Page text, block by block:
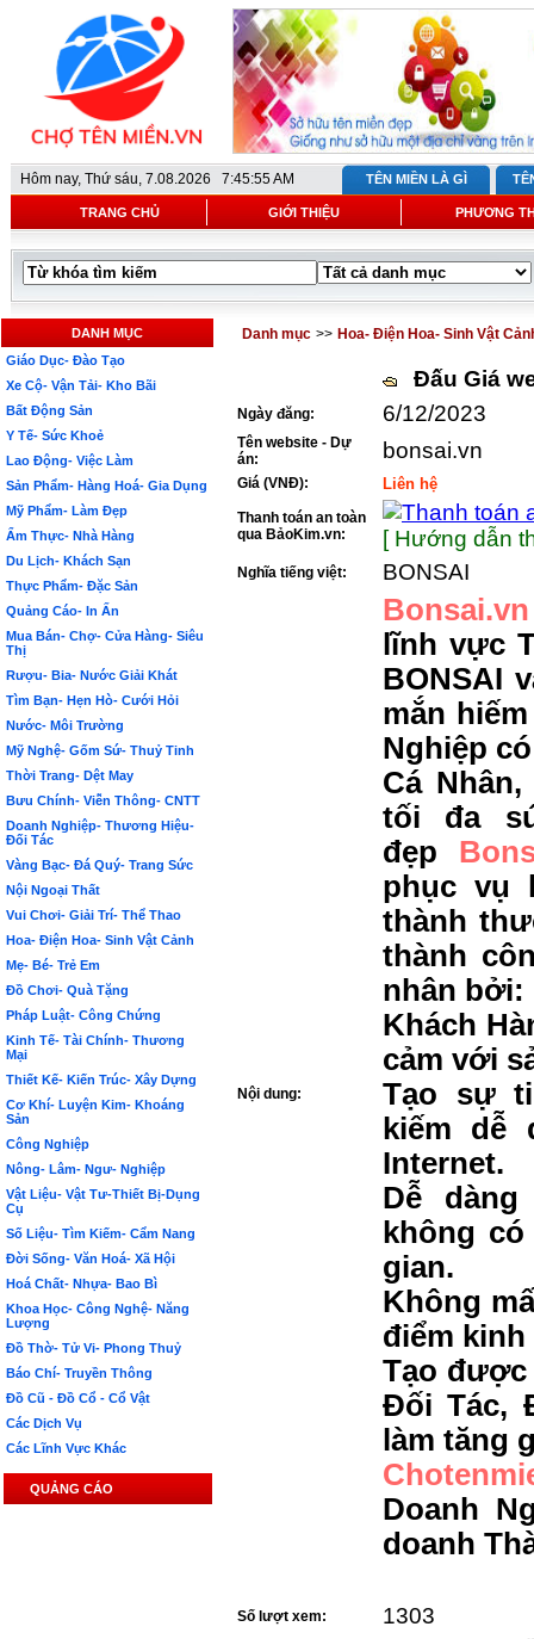
Hôm nay, Thứ sáu, 7.08.2026 7:45:55 AM TÊN MIỀN LÀ GÌ
TRANG CHỦ GIỚI THIỆU PHƯƠNG
DANH MỤC
Giáo Dục- Đào Tạo
Xe Cộ- Vận Tải- Kho Bãi
Bất Động Sản
Y Tế- Sức Khoẻ
Lao Động- Việc Làm
Sản Phẩm- Hàng Hoá- Gia Dụng
Mỹ Phẩm- Làm Đẹp
Ẩm Thực- Nhà Hàng
Du Lịch- Khách Sạn
Thực Phẩm- Đặc Sản
Quảng Cáo- In Ấn
Mua Bán- Chợ- Cửa Hàng- Siêu
Thị
Rượu- Bia- Nước Giải Khát
Tìm Bạn- Hẹn Hò- Cưới Hỏi
Nước- Môi Trường
Mỹ Nghệ- Gốm Sứ- Thuỷ Tinh
Thời Trang- Dệt May
Bưu Chính- Viễn Thông- CNTT
Doanh Nghiệp- Thương Hiệu-
Đối Tác
Vàng Bạc- Đá Quý- Trang Sức
Nội Ngoại Thất
Vui Chơi- Giải Trí- Thể Thao
Hoa- Điện Hoa- Sinh Vật Cảnh
Mẹ- Bé- Trẻ Em
Đồ Chơi- Quà Tặng
Pháp Luật- Công Chứng
Kinh Tế- Tài Chính- Thương
Mại
Thiết Kế- Kiến Trúc- Xây Dựng
Cơ Khí- Luyện Kim- Khoáng
Sản
Công Nghiệp
Nông- Lâm- Ngư- Nghiệp
Vật Liệu- Vật Tư-Thiết Bị-Dụng
Cụ
Số Liệu- Tìm Kiếm- Cẩm Nang
Đời Sống- Văn Hoá- Xã Hội
Hoá Chất- Nhựa- Bao Bì
Khoa Học- Công Nghệ- Năng
Lượng
Đồ Thờ- Tử Vi- Phong Thuỷ
Báo Chí- Truyền Thông
Đồ Cũ - Đồ Cổ - Cổ Vật
Các Dịch Vụ
Các Lĩnh Vực Khác
QUẢNG CÁO
Danh mục >> Hoa- Điện Hoa- Sinh Vật
Đấu Giá
Ngày đăng: 6/12/2023
Tên website - Dự
án:
bonsai.vn
Giá (VNĐ): Liên hệ
Thanh toán an toàn
qua BảoKim.vn:
[ Hướng dẫn
Nghĩa tiếng việt: BONSAI
Nội dung:
Bonsai.vn
lĩnh vực
BONSAI
mắn
Nghiệp
Cá
tối đa
đẹp
phục vụ
thành
thành
nhân bởi:
Khách
cảm với
Tạo sự
kiếm dễ
Internet.
Dễ
không
gian.
Không
điểm kinh
Tạo được
Đối Tác,
làm tăng
Doanh
doanh
Số lượt xem:
1303